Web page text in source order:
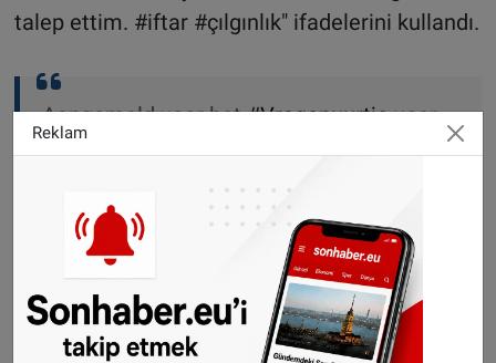
talep ettim. #iftar #çılgınlık" ifadelerini kullandı.
Aangemeld voor het#Vragenuurtjevoor
aanstaande dinsdag.
stopzetten.
@HPdeTijdNL
https://t.co/FMWqFoJUFL
— René Claassen (@Claassen_pvv)February 27,
2025
Reklam